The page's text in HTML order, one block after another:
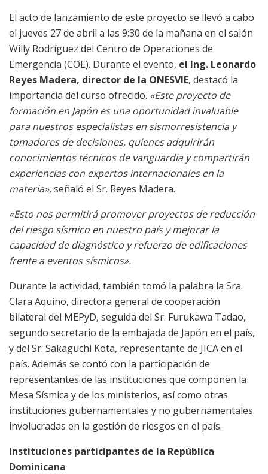
El acto de lanzamiento de este proyecto se llevó a cabo
el jueves 27 de abril a las 9:30 de la mañana en el salón
Willy Rodríguez del Centro de Operaciones de
Emergencia (COE). Durante el evento, el Ing. Leonardo
Reyes Madera, director de la ONESVIE, destacó la
importancia del curso ofrecido. «Este proyecto de
formación en Japón es una oportunidad invaluable
para nuestros especialistas en sismorresistencia y
tomadores de decisiones, quienes adquirirán
conocimientos técnicos de vanguardia y compartirán
experiencias con expertos internacionales en la
materia», señaló el Sr. Reyes Madera.
«Esto nos permitirá promover proyectos de reducción
del riesgo sísmico en nuestro país y mejorar la
capacidad de diagnóstico y refuerzo de edificaciones
frente a eventos sísmicos».
Durante la actividad, también tomó la palabra la Sra.
Clara Aquino, directora general de cooperación
bilateral del MEPyD, seguida del Sr. Furukawa Tadao,
segundo secretario de la embajada de Japón en el país,
y del Sr. Sakaguchi Kota, representante de JICA en el
país. Además se contó con la participación de
representantes de las instituciones que componen la
Mesa Sísmica y de los ministerios, así como otras
instituciones gubernamentales y no gubernamentales
involucradas en la gestión de riesgos en el país.
Instituciones participantes de la República
Dominicana